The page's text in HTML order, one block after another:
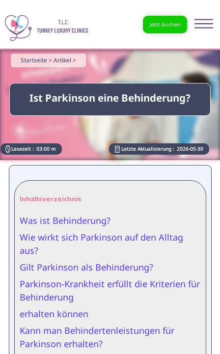
Jetzt buchen
Ist Parkinson eine Behinderung?
Startseite >Artikel >
Lesezeit : 03:00 m Letzte Aktualisierung : 2026-05-30
Inhaltsverzeichnis
Was ist Behinderung?
Wie wirkt sich Parkinson auf den Alltag
aus?
Gilt Parkinson als Behinderung?
Parkinson-Krankheit erfüllt die Kriterien für
Behinderung
erhalten können
Kann man Behindertenleistungen für
Parkinson erhalten?